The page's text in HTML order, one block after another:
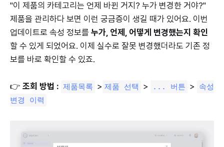
"이 제품의 카테고리는 언제 바뀐 거지? 누가 변경한 거야?"
제품을 관리하다 보면 이런 궁금증이 생길 때가 있어요. 이번
업데이트로 속성 정보를 누가, 언제, 어떻게 변경했는지 확인
할 수 있게 되었어요. 이제 실수로 잘못 변경했더라도 기존 정
보를 바로 확인할 수 있죠.
👉 조회 방법 : 제품목록 > 제품 선택 > ... 버튼 > 속성
변경 이력